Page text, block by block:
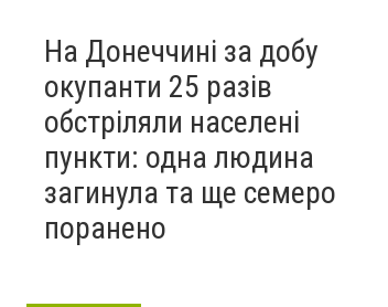
На Донеччині за добу
окупанти 25 разів
обстріляли населені
пункти: одна людина
загинула та ще семеро
поранено